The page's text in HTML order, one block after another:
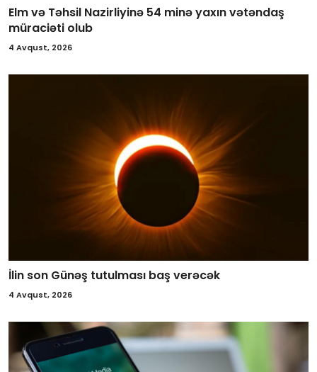
Elm və Təhsil Nazirliyinə 54 minə yaxın vətəndaş
müraciəti olub
4 Avqust, 2026
İlin son Günəş tutulması baş verəcək
4 Avqust, 2026